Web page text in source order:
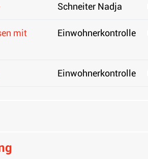
Schneiter Nadja
mit
Einwohnerkontrolle
Einwohnerkontrolle